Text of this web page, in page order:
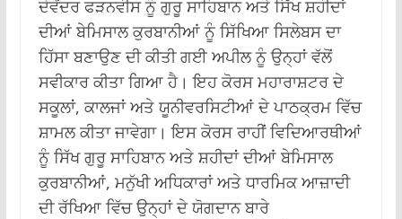
ਦੇਵੇਂਦਰ ਫੜਨਵੀਸ ਨੂੰ ਗੁਰੂ ਸਾਹਿਬਾਨ ਅਤੇ ਸਿੱਖ ਸ਼ਹੀਦਾਂ
ਦੀਆਂ ਬੇਮਿਸਾਲ ਕੁਰਬਾਨੀਆਂ ਨੂੰ ਸਿੱਖਿਆ ਸਿਲੇਬਸ ਦਾ
ਹਿੱਸਾ ਬਣਾਉਣ ਦੀ ਕੀਤੀ ਗਈ ਅਪੀਲ ਨੂੰ ਉਨ੍ਹਾਂ ਵੱਲੋਂ
ਸਵੀਕਾਰ ਕੀਤਾ ਗਿਆ ਹੈ। ਇਹ ਕੋਰਸ ਮਹਾਰਾਸ਼ਟਰ ਦੇ
ਸਕੂਲਾਂ, ਕਾਲਜਾਂ ਅਤੇ ਯੂਨੀਵਰਸਿਟੀਆਂ ਦੇ ਪਾਠਕ੍ਰਮ ਵਿੱਚ
ਸ਼ਾਮਲ ਕੀਤਾ ਜਾਵੇਗਾ। ਇਸ ਕੋਰਸ ਰਾਹੀਂ ਵਿਦਿਆਰਥੀਆਂ
ਨੂੰ ਸਿੱਖ ਗੁਰੂ ਸਾਹਿਬਾਨ ਅਤੇ ਸ਼ਹੀਦਾਂ ਦੀਆਂ ਬੇਮਿਸਾਲ
ਕੁਰਬਾਨੀਆਂ, ਮਨੁੱਖੀ ਅਧਿਕਾਰਾਂ ਅਤੇ ਧਾਰਮਿਕ ਆਜ਼ਾਦੀ
ਦੀ ਰੱਖਿਆ ਵਿੱਚ ਉਨ੍ਹਾਂ ਦੇ ਯੋਗਦਾਨ ਬਾਰੇ